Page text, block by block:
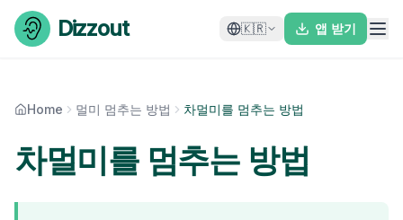
Skip to content
Dizzout 🇰🇷 앱 받기
Home 멀미 멈추는 방법 차멀미를 멈추는 방법
차멀미를 멈추는 방법